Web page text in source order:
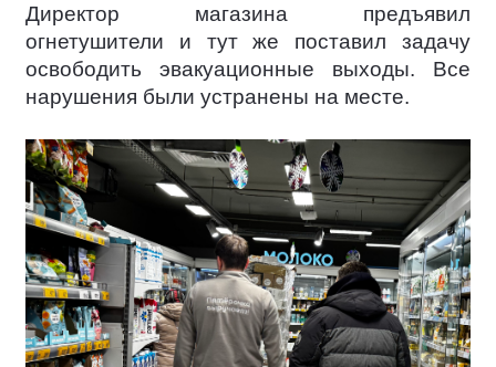
Директор магазина предъявил
огнетушители и тут же поставил задачу
освободить эвакуационные выходы. Все
нарушения были устранены на месте.